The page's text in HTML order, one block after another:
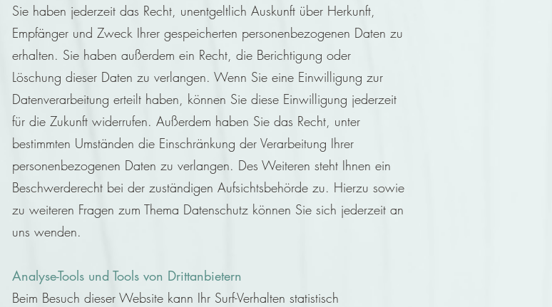
Sie haben jederzeit das Recht, unentgeltlich Auskunft über Herkunft,
Empfänger und Zweck Ihrer gespeicherten personenbezogenen Daten zu
erhalten. Sie haben außerdem ein Recht, die Berichtigung oder
Löschung dieser Daten zu verlangen. Wenn Sie eine Einwilligung zur
Datenverarbeitung erteilt haben, können Sie diese Einwilligung jederzeit
für die Zukunft widerrufen. Außerdem haben Sie das Recht, unter
bestimmten Umständen die Einschränkung der Verarbeitung Ihrer
personenbezogenen Daten zu verlangen. Des Weiteren steht Ihnen ein
Beschwerderecht bei der zuständigen Aufsichtsbehörde zu. Hierzu sowie
zu weiteren Fragen zum Thema Datenschutz können Sie sich jederzeit an
uns wenden.
Analyse-Tools und Tools von Drittanbietern
Beim Besuch dieser Website kann Ihr Surf-Verhalten statistisch